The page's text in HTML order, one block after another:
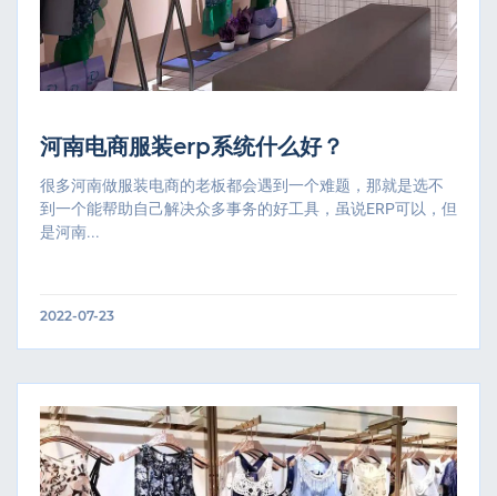
河南电商服装erp系统什么好？
很多河南做服装电商的老板都会遇到一个难题，那就是选不
到一个能帮助自己解决众多事务的好工具，虽说ERP可以，但
是河南...
2022-07-23